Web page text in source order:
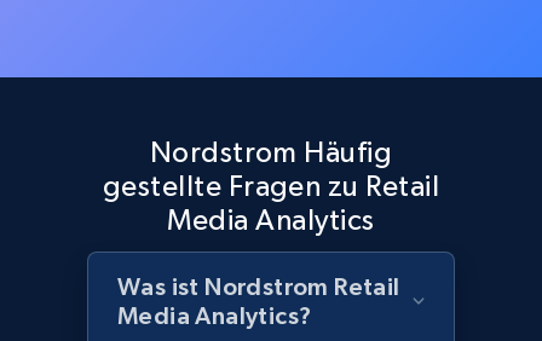
more.
208+ Jetzt anfangen
Best Buy products
URL, Product id, Title, Images, Final price,
Currency, Discount, Initial price, and more.
Nordstrom Häufig
gestellte Fragen zu Retail
Media Analytics
Was ist Nordstrom Retail
Media Analytics?